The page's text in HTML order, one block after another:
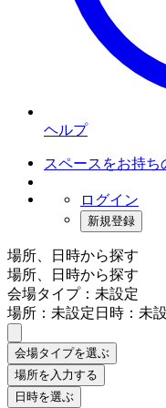
ヘルプ
スペースをお持ち
ログイン
新規登録
場所、日時から探す
場所、日時から探す
会場タイプ：未設定
場所：未設定日時：未
会場タイプを選ぶ
場所を入力する
日時を選ぶ